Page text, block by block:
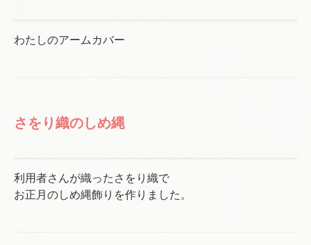
わたしのアームカバー
さをり織のしめ縄
利用者さんが織ったさをり織で
お正月のしめ縄飾りを作りました。